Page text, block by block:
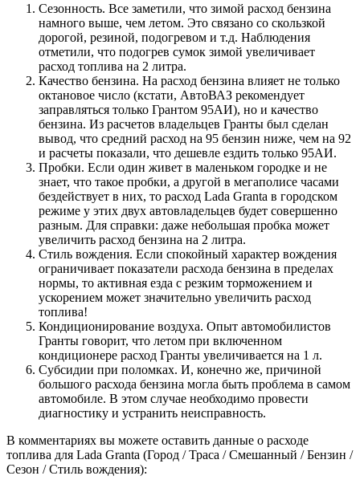
Сезонность. Все заметили, что зимой расход бензина
намного выше, чем летом. Это связано со скользкой
дорогой, резиной, подогревом и т.д. Наблюдения
отметили, что подогрев сумок зимой увеличивает
расход топлива на 2 литра.
Качество бензина. На расход бензина влияет не только
октановое число (кстати, АвтоВАЗ рекомендует
заправляться только Грантом 95АИ), но и качество
бензина. Из расчетов владельцев Гранты был сделан
вывод, что средний расход на 95 бензин ниже, чем на 92
и расчеты показали, что дешевле ездить только 95АИ.
Пробки. Если один живет в маленьком городке и не
знает, что такое пробки, а другой в мегаполисе часами
бездействует в них, то расход Lada Granta в городском
режиме у этих двух автовладельцев будет совершенно
разным. Для справки: даже небольшая пробка может
увеличить расход бензина на 2 литра.
Стиль вождения. Если спокойный характер вождения
ограничивает показатели расхода бензина в пределах
нормы, то активная езда с резким торможением и
ускорением может значительно увеличить расход
топлива!
Кондиционирование воздуха. Опыт автомобилистов
Гранты говорит, что летом при включенном
кондиционере расход Гранты увеличивается на 1 л.
Субсидии при поломках. И, конечно же, причиной
большого расхода бензина могла быть проблема в самом
автомобиле. В этом случае необходимо провести
диагностику и устранить неисправность.
В комментариях вы можете оставить данные о расходе
топлива для Lada Granta (Город / Траса / Смешанный / Бензин /
Сезон / Стиль вождения):